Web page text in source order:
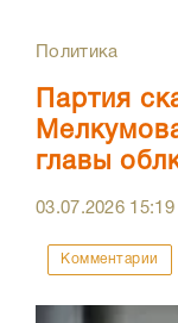
Политика
Партия
главы
03.07.2026 15:19
Комментарии